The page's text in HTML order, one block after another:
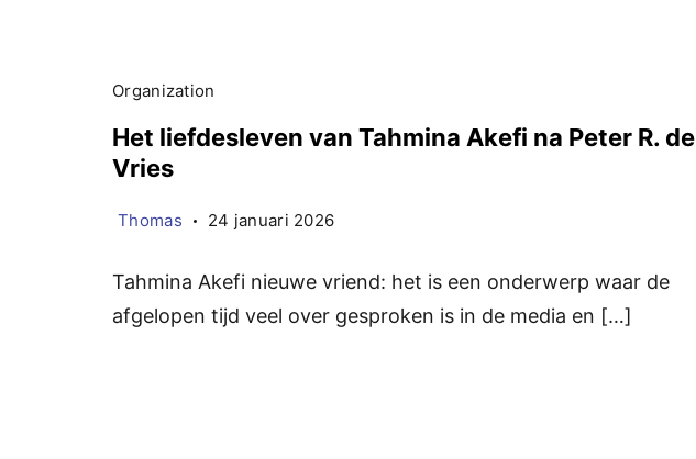
Organization
Het liefdesleven van Tahmina Akefi na Peter R. de
Vries
Thomas 24 januari 2026
Tahmina Akefi nieuwe vriend: het is een onderwerp waar de
afgelopen tijd veel over gesproken is in de media en […]